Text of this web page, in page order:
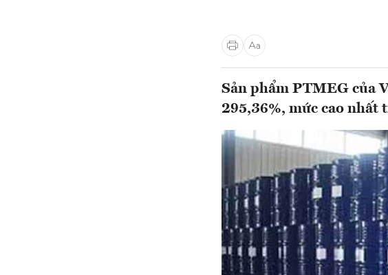
Sản phẩm PTMEG của
295,36%, mức cao nhất